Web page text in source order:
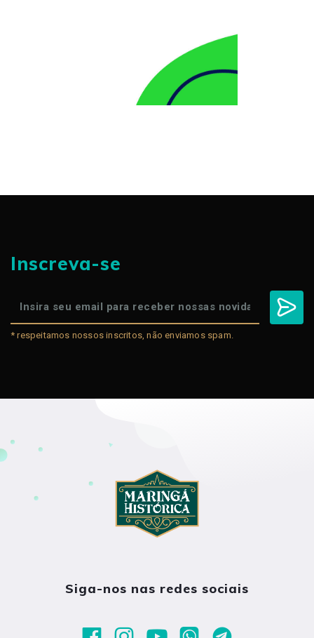
Inscreva-se
* respeitamos nossos inscritos, não enviamos spam.
Siga-nos nas redes sociais